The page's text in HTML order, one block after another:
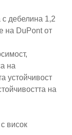
с дебелина 1,2
на DuPont от
на
устойчивост
на
висок